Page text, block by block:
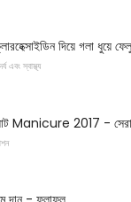
দিয়ে গলা ধুয়ে
এবং স্বাস্থ্য
Manicure 2017 - সেরা